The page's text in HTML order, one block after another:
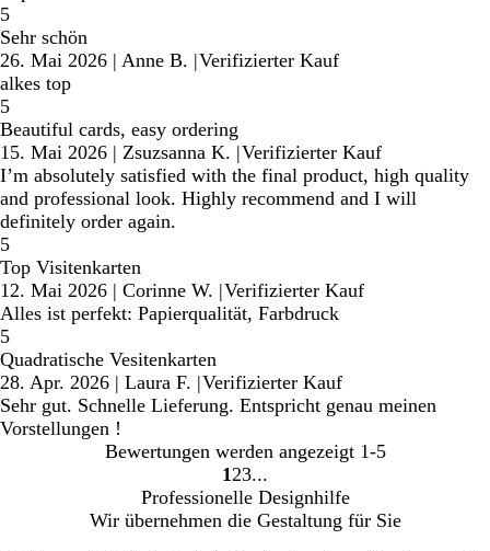
5
Sehr schön
26. Mai 2026 | Anne B. |Verifizierter Kauf
alkes top
5
Beautiful cards, easy ordering
15. Mai 2026 | Zsuzsanna K. |Verifizierter Kauf
I’m absolutely satisfied with the final product, high quality
and professional look. Highly recommend and I will
definitely order again.
5
Top Visitenkarten
12. Mai 2026 | Corinne W. |Verifizierter Kauf
Alles ist perfekt: Papierqualität, Farbdruck
5
Quadratische Vesitenkarten
28. Apr. 2026 | Laura F. |Verifizierter Kauf
Sehr gut. Schnelle Lieferung. Entspricht genau meinen
Vorstellungen !
Bewertungen werden angezeigt 1-5
Gehe
zu
Seite
1 Gehe
zu
Seite
2 Gehe
zu
Seite
3
Professionelle Designhilfe
Wir übernehmen die Gestaltung für Sie